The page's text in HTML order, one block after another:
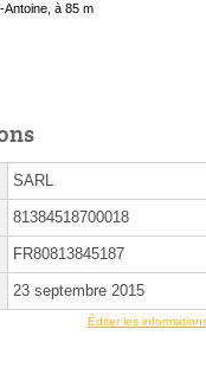
Antoine, à 85 m
SARL
81384518700018
FR80813845187
23 septembre 2015
Éditer les